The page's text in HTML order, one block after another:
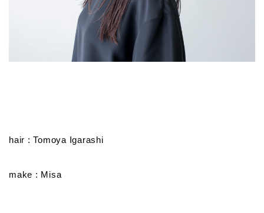
hair : Tomoya Igarashi
make : Misa